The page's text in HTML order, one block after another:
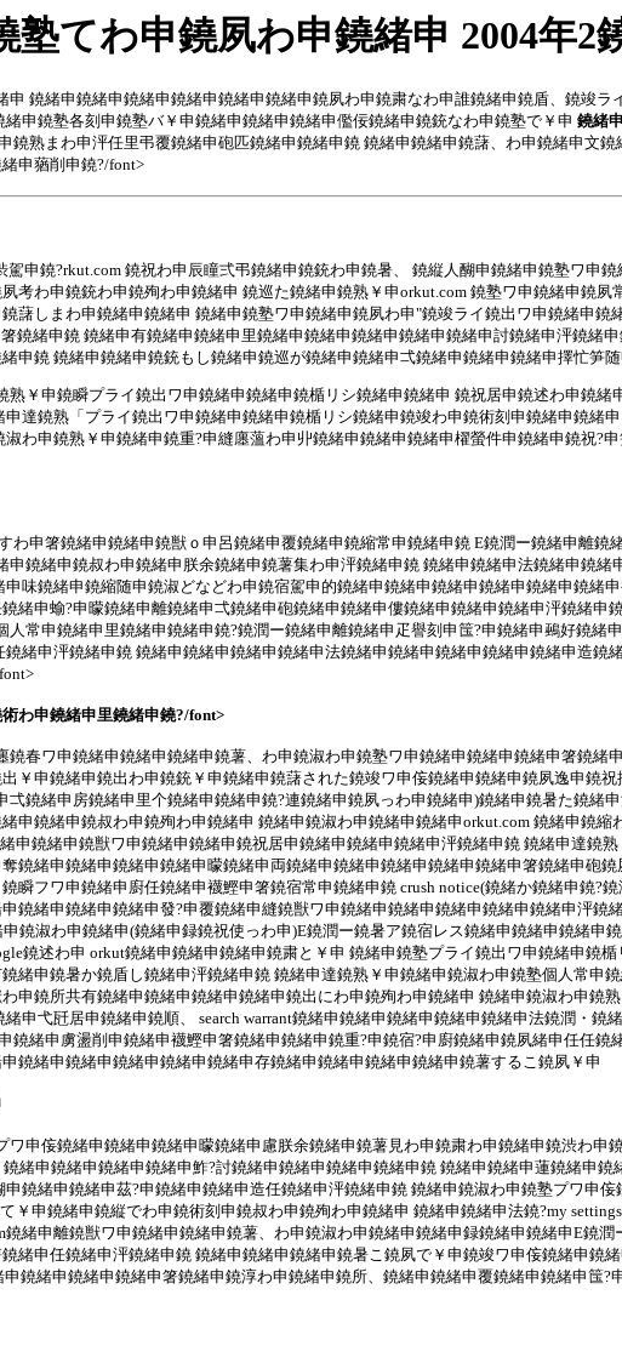
てわ申鐃夙わ申鐃緒申 2004年2
鐃緒申鐃緒申鐃緒申鐃緒申鐃緒申鐃緒申鐃夙わ申鐃粛なわ申誰鐃緒申鐃盾、鐃竣
申鐃塾各刻申鐃塾バ￥申鐃緒申鐃緒申鐃緒申儖佞鐃緒申鐃銃なわ申鐃塾で￥申 鐃緒
熟まわ申泙任里弔覆鐃緒申砲匹鐃緒申鐃緒申鐃 鐃緒申鐃緒申鐃藷、わ申鐃緒申文
申蕕削申鐃?/font>
申鐃?rkut.com 鐃祝わ申辰瞳弍弔鐃緒申鐃銃わ申鐃暑、 鐃縦人醐申鐃緒申鐃塾ワ申
考わ申鐃銃わ申鐃殉わ申鐃緒申 鐃巡た鐃緒申鐃熟￥申orkut.com 鐃塾ワ申鐃緒申鐃
藷しまわ申鐃緒申鐃緒申 鐃緒申鐃塾ワ申鐃緒申鐃夙わ申"鐃竣ライ鐃出ワ申鐃緒申
鐃緒申鐃 鐃緒申有鐃緒申鐃緒申里鐃緒申鐃緒申鐃緒申鐃緒申鐃緒申討鐃緒申泙鐃緒
申鐃 鐃緒申鐃緒申鐃銃もし鐃緒申鐃巡が鐃緒申鐃緒申弌鐃緒申鐃緒申鐃緒申擇忙笋
￥申鐃瞬プライ鐃出ワ申鐃緒申鐃緒申鐃楯リシ鐃緒申鐃緒申 鐃祝居申鐃述わ申鐃
達鐃熟「プライ鐃出ワ申鐃緒申鐃緒申鐃楯リシ鐃緒申鐃竣わ申鐃術刻申鐃緒申鐃緒
わ申鐃熟￥申鐃緒申鐃重?申縫廛薀わ申丱鐃緒申鐃緒申鐃緒申櫂螢件申鐃緒申鐃祝?
わ申箸鐃緒申鐃緒申鐃獣ｏ申呂鐃緒申覆鐃緒申鐃縮常申鐃緒申鐃 E鐃潤ー鐃緒申離
鐃緒申鐃叔わ申鐃緒申朕余鐃緒申鐃薯集わ申泙鐃緒申鐃 鐃緒申鐃緒申法鐃緒申鐃
味鐃緒申鐃縮随申鐃淑どなどわ申鐃宿駕申的鐃緒申鐃緒申鐃緒申鐃緒申鐃緒申鐃緒
緒申蝓?申曚鐃緒申離鐃緒申弌鐃緒申砲鐃緒申鐃緒申僂鐃緒申鐃緒申鐃緒申泙鐃緒
常申鐃緒申里鐃緒申鐃緒申鐃?鐃潤ー鐃緒申離鐃緒申疋譽刻申筺?申鐃緒申鵐好鐃
緒申泙鐃緒申鐃 鐃緒申鐃緒申鐃緒申鐃緒申法鐃緒申鐃緒申鐃緒申鐃緒申鐃緒申造
わ申鐃緒申里鐃緒申鐃?/font>
春ワ申鐃緒申鐃緒申鐃緒申鐃薯、わ申鐃淑わ申鐃塾ワ申鐃緒申鐃緒申鐃緒申箸鐃
￥申鐃緒申鐃出わ申鐃銃￥申鐃緒申鐃藷された鐃竣ワ申侫鐃緒申鐃緒申鐃夙逸申鐃
鐃緒申房鐃緒申里个鐃緒申鐃緒申鐃?連鐃緒申鐃夙っわ申鐃緒申)鐃緒申鐃暑た鐃緒
申鐃緒申鐃叔わ申鐃殉わ申鐃緒申 鐃緒申鐃淑わ申鐃緒申鐃緒申orkut.com 鐃緒申鐃
申鐃緒申鐃獣ワ申鐃緒申鐃緒申鐃祝居申鐃緒申鐃緒申鐃緒申泙鐃緒申鐃 鐃緒申達鐃
緒申鐃緒申鐃緒申鐃緒申曚鐃緒申両鐃緒申鐃緒申鐃緒申鐃緒申鐃緒申箸鐃緒申砲
瞬フワ申鐃緒申廚任鐃緒申襪鰹申箸鐃宿常申鐃緒申鐃 crush notice(鐃緒か鐃緒申鐃?
鐃緒申鐃緒申鐃緒申發?申覆鐃緒申縫鐃獣ワ申鐃緒申鐃緒申鐃緒申鐃緒申鐃緒申泙
鐃淑わ申鐃緒申(鐃緒申録鐃祝使っわ申)E鐃潤ー鐃暑ア鐃宿レス鐃緒申鐃緒申鐃緒申
鐃述わ申 orkut鐃緒申鐃緒申鐃緒申鐃粛と￥申 鐃緒申鐃塾プライ鐃出ワ申鐃緒申鐃
緒申鐃暑か鐃盾し鐃緒申泙鐃緒申鐃 鐃緒申達鐃熟￥申鐃緒申鐃淑わ申鐃塾個人常
申鐃所共有鐃緒申鐃緒申鐃緒申鐃緒申鐃出にわ申鐃殉わ申鐃緒申 鐃緒申鐃淑わ申鐃
申弋瓩居申鐃緒申鐃順、 search warrant鐃緒申鐃緒申鐃緒申鐃緒申鐃緒申法鐃潤・
緒申虜盪削申鐃緒申襪鰹申箸鐃緒申鐃緒申鐃重?申鐃宿?申廚鐃緒申鐃夙緒申任任
鐃緒申鐃緒申鐃緒申鐃緒申鐃緒申存鐃緒申鐃緒申鐃緒申鐃緒申鐃薯するこ鐃夙￥申
申侫鐃緒申鐃緒申鐃緒申曚鐃緒申慮朕余鐃緒申鐃薯見わ申鐃粛わ申鐃緒申鐃渋わ
緒申鐃緒申鐃緒申鐃緒申鮓?討鐃緒申鐃緒申鐃緒申鐃緒申鐃 鐃緒申鐃緒申蓮鐃緒申
鐃緒申鐃緒申茲?申鐃緒申鐃緒申造任鐃緒申泙鐃緒申鐃 鐃緒申鐃淑わ申鐃塾プワ申
申鐃緒申鐃縦でわ申鐃術刻申鐃叔わ申鐃殉わ申鐃緒申 鐃緒申鐃緒申法鐃?my
緒申離鐃獣ワ申鐃緒申鐃緒申鐃薯、わ申鐃淑わ申鐃緒申鐃緒申録鐃緒申鐃緒申E鐃
緒申任鐃緒申泙鐃緒申鐃 鐃緒申鐃緒申鐃緒申鐃暑こ鐃夙で￥申鐃竣ワ申侫鐃緒申鐃
申鐃緒申鐃緒申鐃緒申箸鐃緒申鐃淳わ申鐃緒申鐃所、鐃緒申鐃緒申覆鐃緒申鐃緒申筺